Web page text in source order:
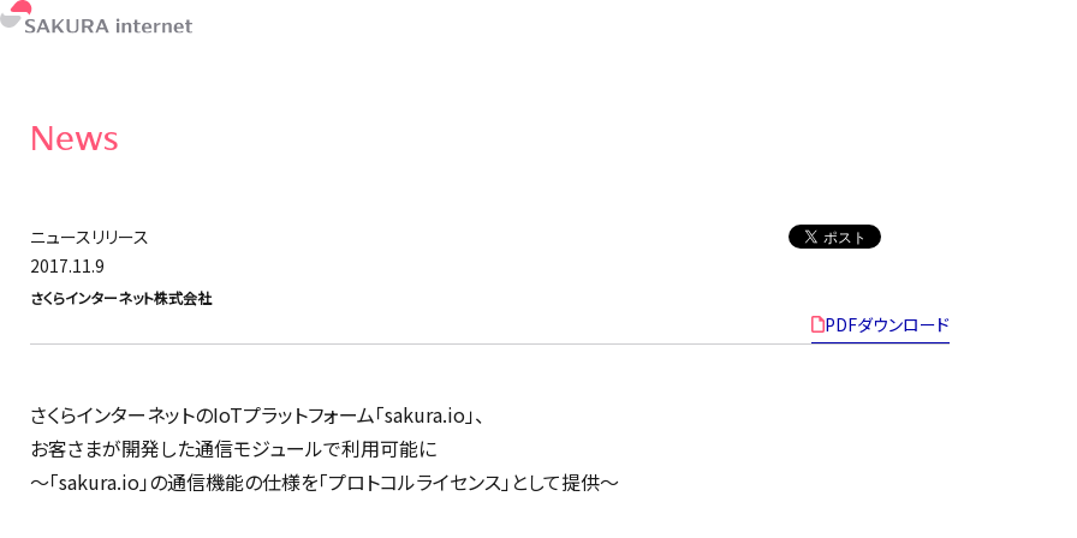
News
ニュースリリース
2017.11.9
さくらインターネット株式会社
PDFダウンロード
さくらインターネットのIoTプラットフォーム「sakura.io」、
お客さまが開発した通信モジュールで利用可能に
〜「sakura.io」の通信機能の仕様を「プロトコルライセンス」として提供〜